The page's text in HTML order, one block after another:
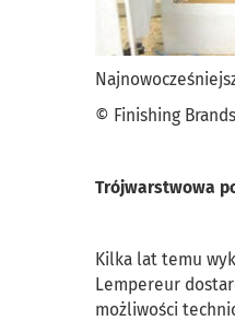
© Finishing Brands
Trójwarstwowa
Kilka lat temu
Lempereur
możliwości